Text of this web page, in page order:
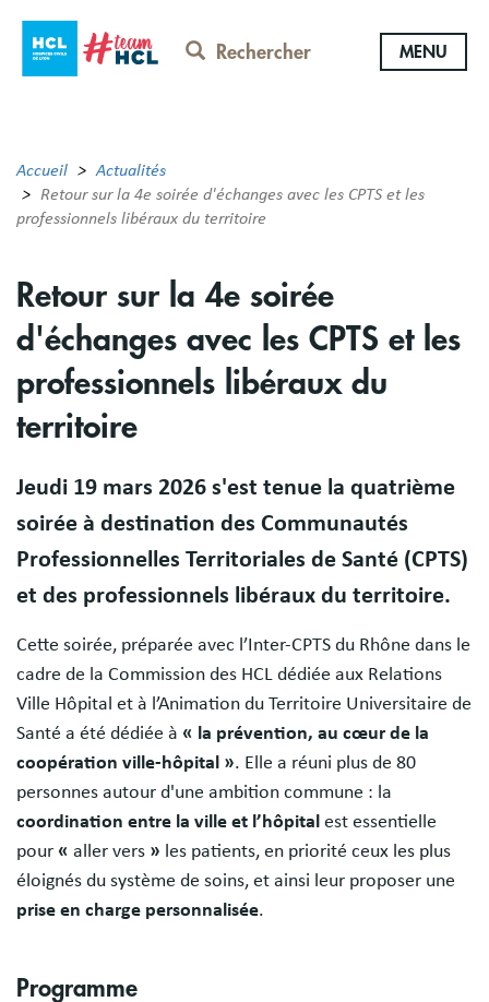
contenu
Rechercher MENU
Accueil
Actualités
Retour sur la 4e soirée d'échanges avec les CPTS et les
professionnels libéraux du territoire
Retour sur la 4e soirée
d'échanges avec les CPTS et les
professionnels libéraux du
territoire
Jeudi 19 mars 2026 s'est tenue la quatrième
soirée à destination des Communautés
Professionnelles Territoriales de Santé (CPTS)
et des professionnels libéraux du territoire.
Cette soirée, préparée avec l’Inter-CPTS du Rhône dans le
cadre de la Commission des HCL dédiée aux Relations
Ville Hôpital et à l’Animation du Territoire Universitaire de
Santé a été dédiée à « la prévention, au cœur de la
coopération ville-hôpital ». Elle a réuni plus de 80
personnes autour d'une ambition commune : la
coordination entre la ville et l’hôpital est essentielle
pour « aller vers » les patients, en priorité ceux les plus
éloignés du système de soins, et ainsi leur proposer une
prise en charge personnalisée.
Programme